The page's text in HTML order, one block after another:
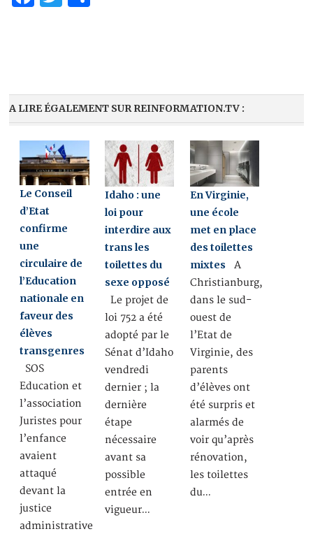
A LIRE ÉGALEMENT SUR REINFORMATION.TV :
Le Conseil
d’Etat
confirme
une
circulaire de
l’Education
nationale en
faveur des
élèves
transgenres
SOS
Education et
l’association
Juristes pour
l’enfance
avaient
attaqué
devant la
justice
administrative
Idaho : une
loi pour
interdire aux
trans les
toilettes du
sexe opposé
Le projet de
loi 752 a été
adopté par le
Sénat d’Idaho
vendredi
dernier ; la
dernière
étape
nécessaire
avant sa
possible
entrée en
vigueur…
En Virginie,
une école
met en place
des toilettes
mixtes A
Christianburg,
dans le sud-
ouest de
l’Etat de
Virginie, des
parents
d’élèves ont
été surpris et
alarmés de
voir qu’après
rénovation,
les toilettes
du…